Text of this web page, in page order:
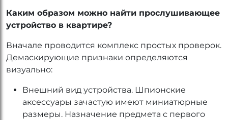
Каким образом можно найти прослушивающее
устройство в квартире?
Вначале проводится комплекс простых проверок.
Демаскирующие признаки определяются
визуально:
Внешний вид устройства. Шпионские
аксессуары зачастую имеют миниатюрные
размеры. Назначение предмета с первого